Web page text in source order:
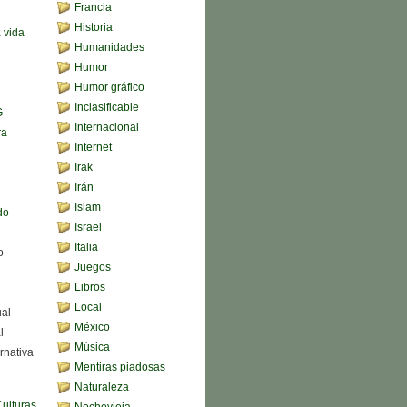
vida
Francia
Historia
Humanidades
Humor
Humor gráfico
Inclasificable
Internacional
Internet
Irak
Irán
Islam
Israel
Italia
Juegos
Libros
Local
México
Música
Mentiras piadosas
Naturaleza